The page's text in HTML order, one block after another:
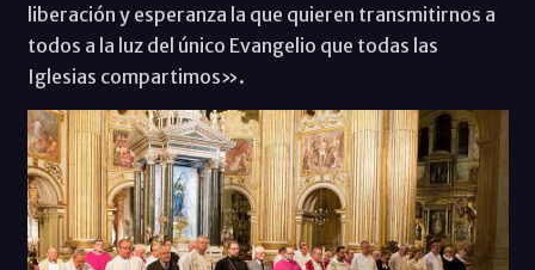
liberación y esperanza la que quieren transmitirnos a
todos a la luz del único Evangelio que todas las
Iglesias compartimos».